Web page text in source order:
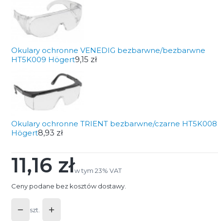
Okulary ochronne VENEDIG bezbarwne/bezbarwne
HT5K009 Högert9,15 zł
Okulary ochronne TRIENT bezbarwne/czarne HT5K008
Högert8,93 zł
11,16 złw tym 23% VAT
w tym 23% VAT
Ceny podane bez kosztów dostawy.
szt.